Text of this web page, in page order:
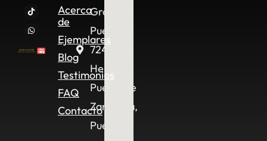
Acerca
de
Ejemplares
Blog
Testimonios
FAQ
Contacto
Granjas
Puebla,
72490
Heroica
Puebla de
Zaragoza,
Pue.